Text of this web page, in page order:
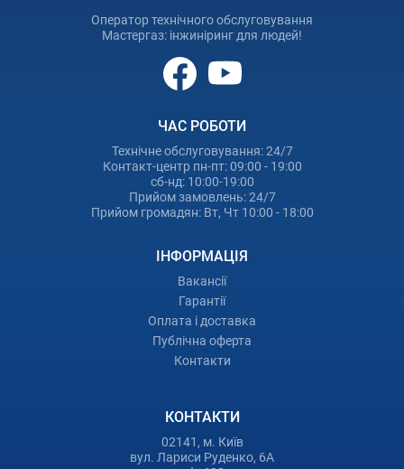
Оператор технічного обслуговування
Мастергаз: інжиніринг для людей!
ЧАС РОБОТИ
Технічне обслуговування: 24/7
Контакт-центр пн-пт: 09:00 - 19:00
сб-нд: 10:00-19:00
Прийом замовлень: 24/7
Прийом громадян: Вт, Чт 10:00 - 18:00
ІНФОРМАЦІЯ
Вакансії
Гарантії
Оплата і доставка
Публічна оферта
Контакти
КОНТАКТИ
02141, м. Київ
вул. Лариси Руденко, 6А